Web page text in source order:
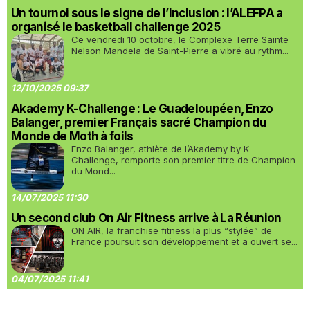
Un tournoi sous le signe de l’inclusion : l’ALEFPA a
organisé le basketball challenge 2025
Ce vendredi 10 octobre, le Complexe Terre Sainte
Nelson Mandela de Saint-Pierre a vibré au rythm...
12/10/2025 09:37
Akademy K-Challenge : Le Guadeloupéen, Enzo
Balanger, premier Français sacré Champion du
Monde de Moth à foils
Enzo Balanger, athlète de l’Akademy by K-
Challenge, remporte son premier titre de Champion
du Mond...
14/07/2025 11:30
Un second club On Air Fitness arrive à La Réunion
ON AIR, la franchise fitness la plus “stylée” de
France poursuit son développement et a ouvert se...
04/07/2025 11:41